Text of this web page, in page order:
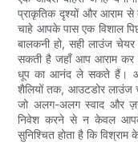
प्राकृतिक दृश्यों और आराम
चाहे आपके पास एक विशाल
बालकनी हो, सही लाउंज
सकती है जहाँ आप आराम कर
धूप का आनंद ले सकते हैं।
शैलियों तक, आउटडोर लाउंज
जो अलग-अलग स्वाद और
निवेश करने से न केवल आपके
सुनिश्चित होता है कि